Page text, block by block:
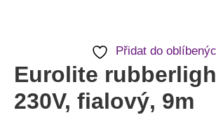
Přidat do
Eurolite
230V, fialový, 9m